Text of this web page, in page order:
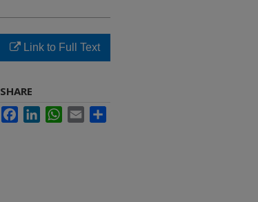
Link to Full Text
SHARE
FacebookLinkedInWhatsApp
Email